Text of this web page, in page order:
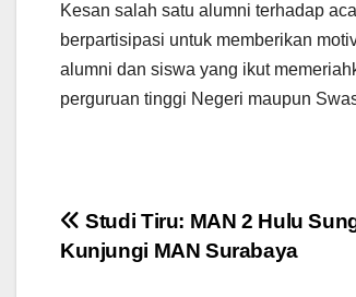
Kesan salah satu alumni terhadap
berpartisipasi untuk memberikan
alumni dan siswa yang ikut
perguruan tinggi Negeri maupun
Post
navigation
Studi Tiru: MAN 2 Hulu
Kunjungi MAN Surabaya